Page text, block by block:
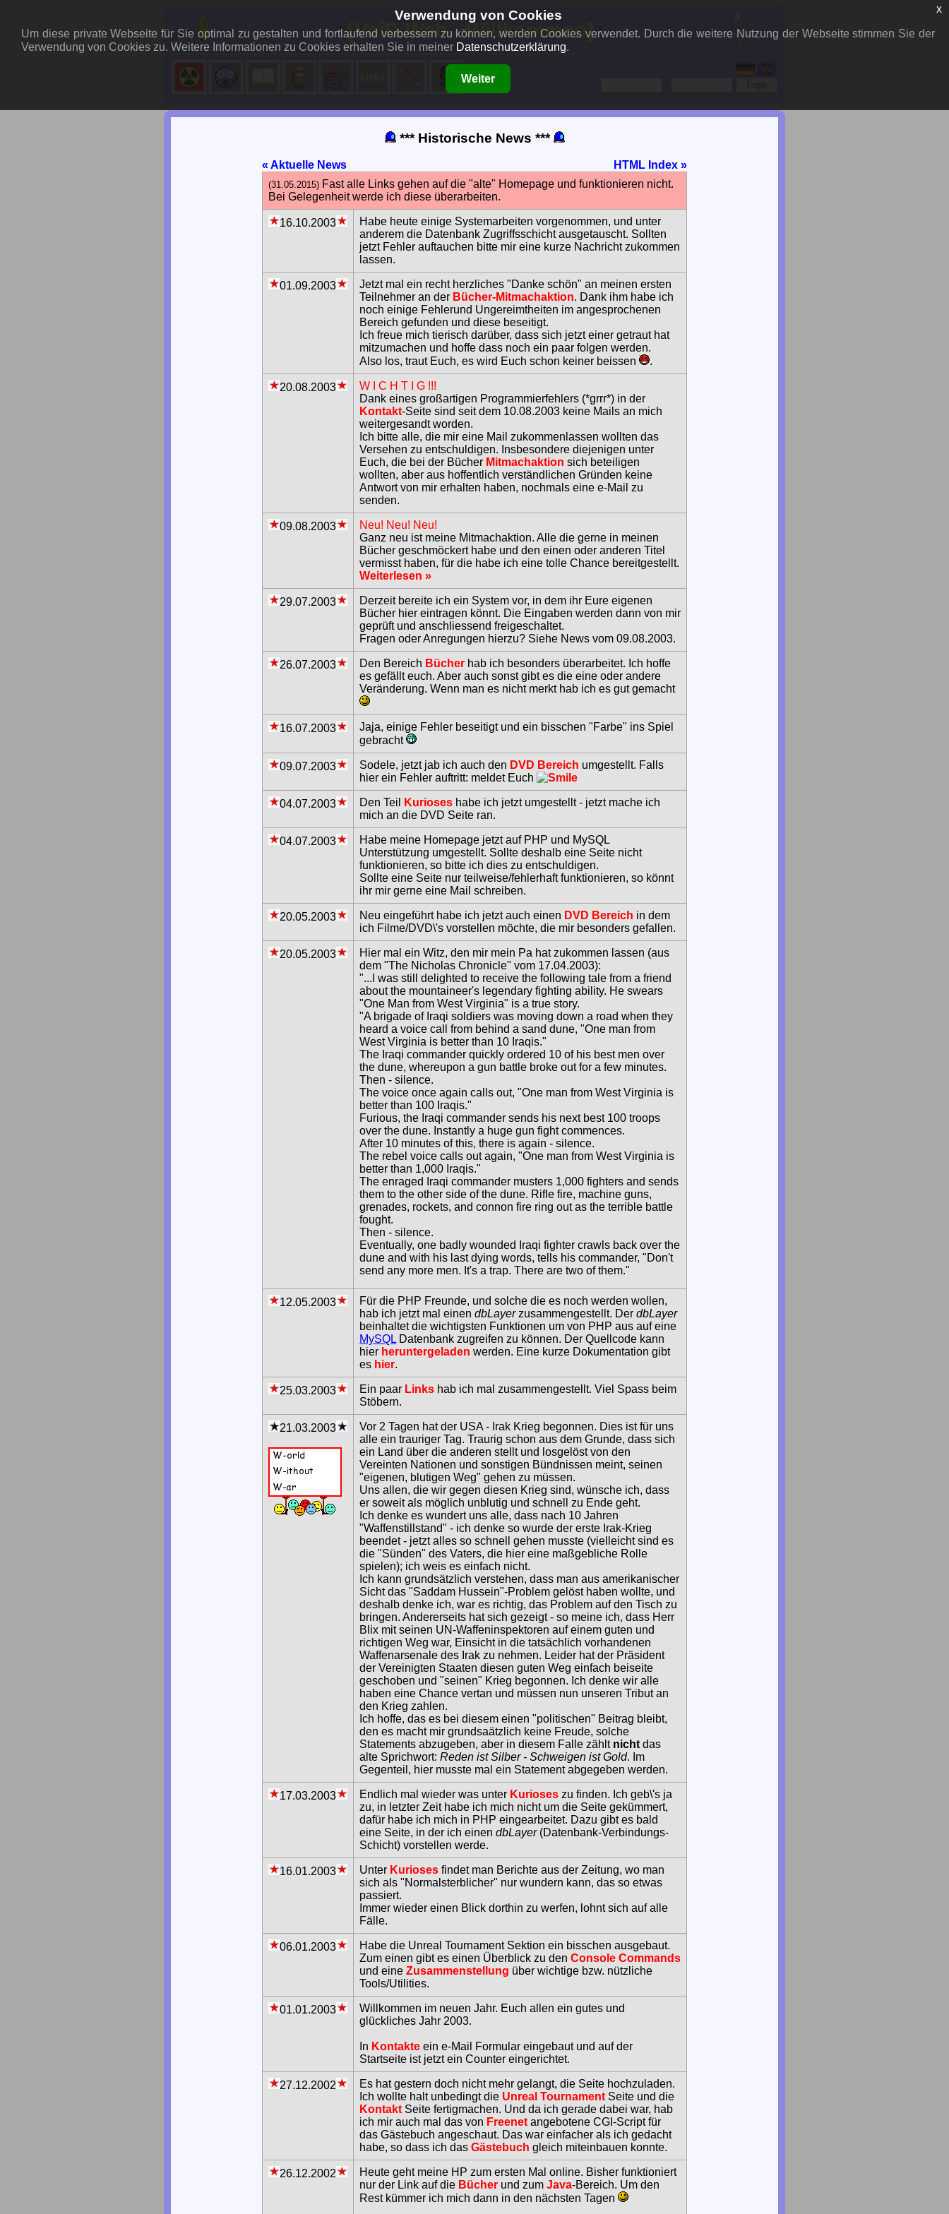
..:[VoîÐ Web - Willkommen]:..
*** Historische News ***
« Aktuelle News HTML Index »
(31.05.2015) Fast alle Links gehen auf die "alte" Homepage und funktionieren nicht.
Bei Gelegenheit werde ich diese überarbeiten.
16.10.2003
Habe heute einige Systemarbeiten vorgenommen, und unter
anderem die Datenbank Zugriffsschicht ausgetauscht. Sollten
jetzt Fehler auftauchen bitte mir eine kurze Nachricht zukommen
lassen.
01.09.2003
Jetzt mal ein recht herzliches "Danke schön" an meinen ersten
Teilnehmer an der Bücher-Mitmachaktion. Dank ihm habe ich
noch einige Fehlerund Ungereimtheiten im angesprochenen
Bereich gefunden und diese beseitigt.
Ich freue mich tierisch darüber, dass sich jetzt einer getraut hat
mitzumachen und hoffe dass noch ein paar folgen werden.
Also los, traut Euch, es wird Euch schon keiner beissen
.
20.08.2003
W I C H T I G !!!
Dank eines großartigen Programmierfehlers (*grrr*) in der
Kontakt-Seite sind seit dem 10.08.2003 keine Mails an mich
weitergesandt worden.
Ich bitte alle, die mir eine Mail zukommenlassen wollten das
Versehen zu entschuldigen. Insbesondere diejenigen unter
Euch, die bei der Bücher Mitmachaktion sich beteiligen
wollten, aber aus hoffentlich verständlichen Gründen keine
Antwort von mir erhalten haben, nochmals eine e-Mail zu
senden.
09.08.2003
Neu! Neu! Neu!
Ganz neu ist meine Mitmachaktion. Alle die gerne in meinen
Bücher geschmöckert habe und den einen oder anderen Titel
vermisst haben, für die habe ich eine tolle Chance bereitgestellt.
Weiterlesen »
29.07.2003
Derzeit bereite ich ein System vor, in dem ihr Eure eigenen
Bücher hier eintragen könnt. Die Eingaben werden dann von mir
geprüft und anschliessend freigeschaltet.
Fragen oder Anregungen hierzu? Siehe News vom 09.08.2003.
26.07.2003 Den Bereich Bücher hab ich besonders überarbeitet. Ich hoffe
es gefällt euch. Aber auch sonst gibt es die eine oder andere
Veränderung. Wenn man es nicht merkt hab ich es gut gemacht
16.07.2003
Jaja, einige Fehler beseitigt und ein bisschen "Farbe" ins Spiel
gebracht
09.07.2003 Sodele, jetzt jab ich auch den DVD Bereich umgestellt. Falls
hier ein Fehler auftritt: meldet Euch
04.07.2003 Den Teil Kurioses habe ich jetzt umgestellt - jetzt mache ich
mich an die DVD Seite ran.
04.07.2003
Habe meine Homepage jetzt auf PHP und MySQL
Unterstützung umgestellt. Sollte deshalb eine Seite nicht
funktionieren, so bitte ich dies zu entschuldigen.
Sollte eine Seite nur teilweise/fehlerhaft funktionieren, so könnt
ihr mir gerne eine Mail schreiben.
20.05.2003 Neu eingeführt habe ich jetzt auch einen DVD Bereich in dem
ich Filme/DVD\'s vorstellen möchte, die mir besonders gefallen.
20.05.2003
Hier mal ein Witz, den mir mein Pa hat zukommen lassen (aus
dem "The Nicholas Chronicle" vom 17.04.2003):
"...I was still delighted to receive the following tale from a friend
about the mountaineer's legendary fighting ability. He swears
"One Man from West Virginia" is a true story.
"A brigade of Iraqi soldiers was moving down a road when they
heard a voice call from behind a sand dune, "One man from
West Virginia is better than 10 Iraqis."
The Iraqi commander quickly ordered 10 of his best men over
the dune, whereupon a gun battle broke out for a few minutes.
Then - silence.
The voice once again calls out, "One man from West Virginia is
better than 100 Iraqis."
Furious, the Iraqi commander sends his next best 100 troops
over the dune. Instantly a huge gun fight commences.
After 10 minutes of this, there is again - silence.
The rebel voice calls out again, "One man from West Virginia is
better than 1,000 Iraqis."
The enraged Iraqi commander musters 1,000 fighters and sends
them to the other side of the dune. Rifle fire, machine guns,
grenades, rockets, and connon fire ring out as the terrible battle
fought.
Then - silence.
Eventually, one badly wounded Iraqi fighter crawls back over the
dune and with his last dying words, tells his commander, "Don't
send any more men. It's a trap. There are two of them."
12.05.2003
Für die PHP Freunde, und solche die es noch werden wollen,
hab ich jetzt mal einen dbLayerzusammengestellt. Der dbLayer
beinhaltet die wichtigsten Funktionen um von PHP aus auf eine
MySQLDatenbank zugreifen zu können. Der Quellcode kann
hier heruntergeladen werden. Eine kurze Dokumentation gibt
es hier.
25.03.2003 Ein paar Links hab ich mal zusammengestellt. Viel Spass beim
Stöbern.
21.03.2003
Vor 2 Tagen hat der USA - Irak Krieg begonnen. Dies ist für uns
alle ein trauriger Tag. Traurig schon aus dem Grunde, dass sich
ein Land über die anderen stellt und losgelöst von den
Vereinten Nationen und sonstigen Bündnissen meint, seinen
"eigenen, blutigen Weg" gehen zu müssen.
Uns allen, die wir gegen diesen Krieg sind, wünsche ich, dass
er soweit als möglich unblutig und schnell zu Ende geht.
Ich denke es wundert uns alle, dass nach 10 Jahren
"Waffenstillstand" - ich denke so wurde der erste Irak-Krieg
beendet - jetzt alles so schnell gehen musste (vielleicht sind es
die "Sünden" des Vaters, die hier eine maßgebliche Rolle
spielen); ich weis es einfach nicht.
Ich kann grundsätzlich verstehen, dass man aus amerikanischer
Sicht das "Saddam Hussein"-Problem gelöst haben wollte, und
deshalb denke ich, war es richtig, das Problem auf den Tisch zu
bringen. Andererseits hat sich gezeigt - so meine ich, dass Herr
Blix mit seinen UN-Waffeninspektoren auf einem guten und
richtigen Weg war, Einsicht in die tatsächlich vorhandenen
Waffenarsenale des Irak zu nehmen. Leider hat der Präsident
der Vereinigten Staaten diesen guten Weg einfach beiseite
geschoben und "seinen" Krieg begonnen. Ich denke wir alle
haben eine Chance vertan und müssen nun unseren Tribut an
den Krieg zahlen.
Ich hoffe, das es bei diesem einen "politischen" Beitrag bleibt,
den es macht mir grundsaätzlich keine Freude, solche
Statements abzugeben, aber in diesem Falle zählt nichtdas
alte Sprichwort: Reden ist Silber - Schweigen ist Gold. Im
Gegenteil, hier musste mal ein Statement abgegeben werden.
17.03.2003 Endlich mal wieder was unter Kurioses zu finden. Ich geb\'s ja
zu, in letzter Zeit habe ich mich nicht um die Seite gekümmert,
dafür habe ich mich in PHP eingearbeitet. Dazu gibt es bald
eine Seite, in der ich einen dbLayer(Datenbank-Verbindungs-
Schicht) vorstellen werde.
16.01.2003 Unter Kurioses findet man Berichte aus der Zeitung, wo man
sich als "Normalsterblicher" nur wundern kann, das so etwas
passiert.
Immer wieder einen Blick dorthin zu werfen, lohnt sich auf alle
Fälle.
06.01.2003
Habe die Unreal Tournament Sektion ein bisschen ausgebaut.
Zum einen gibt es einen Überblick zu den Console Commands
und eine Zusammenstellung über wichtige bzw. nützliche
Tools/Utilities.
01.01.2003
Willkommen im neuen Jahr. Euch allen ein gutes und
glückliches Jahr 2003.
In Kontakte ein e-Mail Formular eingebaut und auf der
Startseite ist jetzt ein Counter eingerichtet.
27.12.2002
Es hat gestern doch nicht mehr gelangt, die Seite hochzuladen.
Ich wollte halt unbedingt die Unreal TournamentSeite und die
KontaktSeite fertigmachen. Und da ich gerade dabei war, hab
ich mir auch mal das von Freenetangebotene CGI-Script für
das Gästebuch angeschaut. Das war einfacher als ich gedacht
habe, so dass ich das Gästebuch gleich miteinbauen konnte.
26.12.2002
Heute geht meine HP zum ersten Mal online. Bisher funktioniert
nur der Link auf die Bücher und zum Java-Bereich. Um den
Rest kümmer ich mich dann in den nächsten Tagen
Verwendung von Cookies
Um diese private Webseite für Sie optimal zu gestalten und fortlaufend verbessern zu können, werden Cookies verwendet. Durch die weitere Nutzung der Webseite stimmen Sie der
Verwendung von Cookies zu. Weitere Informationen zu Cookies erhalten Sie in meiner Datenschutzerklärung.
Weiter
x